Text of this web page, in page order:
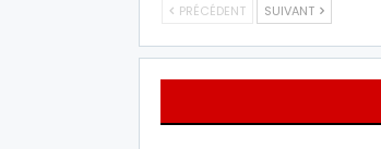
PRÉCÉDENT SUIVANT